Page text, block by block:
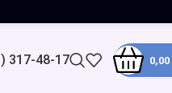
317-48-17 0,00